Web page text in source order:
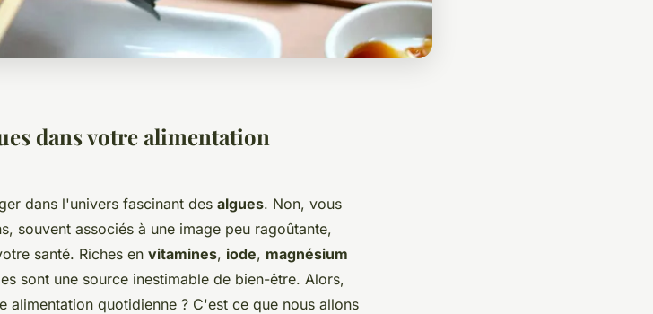
dans votre alimentation
dans l'univers fascinant des algues. Non, vous
souvent associés à une image peu ragoûtante,
santé. Riches en vitamines, iode, magnésium
sont une source inestimable de bien-être. Alors,
alimentation quotidienne ? C'est ce que nous allons